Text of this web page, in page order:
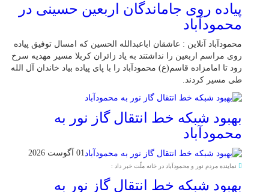
پیاده روی جاماندگان اربعین حسینی در
محمودآباد
محمودآباد آنلاین : عاشقان اباعبدالله الحسین که امسال توفیق پیاده
روی مراسم اربعین را نداشتند به یاد زائران کربلا مسیر مهدیه سرخ
رود تا امامزاده قاسم(ع) محمودآباد را با پای پیاده بیاد خاندان آل الله
طی مسیر کردند.
بهبود شبکه خط انتقال گاز نور به
محمودآباد
01 آگوست 2026
نماینده مردم نور و محمودآباد در خانه ملّت خبر داد :
بهبود شبکه خط انتقال گاز نور به